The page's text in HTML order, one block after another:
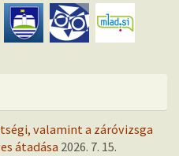
valamint a záróvizsga
átadása 2026. 7. 15.